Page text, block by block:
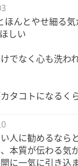
ほんとやせ細る
しい
でなく心も洗わ
タコトになるく
人に勧めるなら
本質が伝わる気
に一気に引き込